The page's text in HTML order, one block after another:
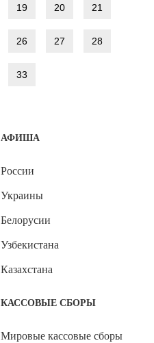
19 20 21
26 27 28
33
АФИША
России
Украины
Белорусии
Узбекистана
Казахстана
КАССОВЫЕ СБОРЫ
Мировые кассовые сборы